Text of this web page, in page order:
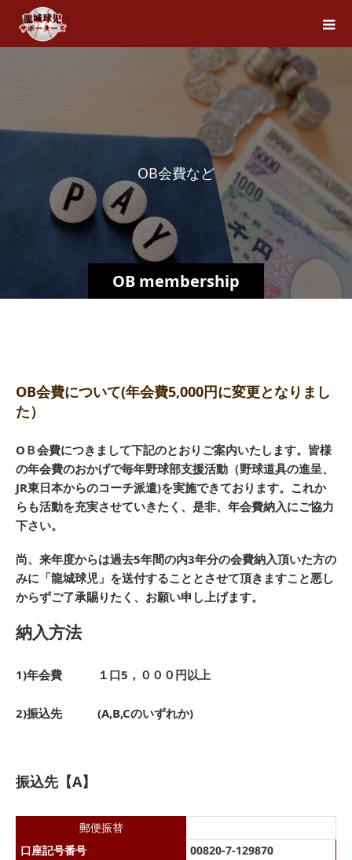
OB membership
OB会費など
OB会費について(年会費5,000円に変更となりまし
た）
OＢ会費につきまして下記のとおりご案内いたします。皆様
の年会費のおかげで毎年野球部支援活動（野球道具の進呈、
JR東日本からのコーチ派遣)を実施できております。これか
らも活動を充実させていきたく、是非、年会費納入にご協力
下さい。
尚、来年度からは過去5年間の内3年分の会費納入頂いた方の
みに「龍城球児」を送付することとさせて頂きますこと悪し
からずご了承賜りたく、お願い申し上げます。
納入方法
1)年会費 １口5 ，０００円以上
2)振込先 (A,B,Cのいずれか)
振込先【A】
郵便振替
口座記号番号
00820-7-129870